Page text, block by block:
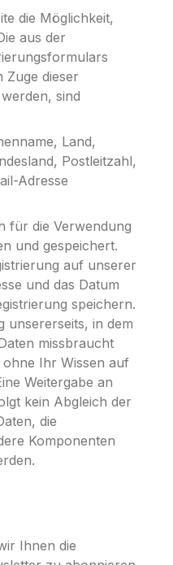
die Möglichkeit,
aus der
Zuge dieser
sind
Land,
Postleitzahl,
Adresse
für die Verwendung
und gespeichert.
auf unserer
und das Datum
speichern.
unsererseits, in dem
missbraucht
ohne Ihr Wissen auf
Weitergabe an
kein Abgleich der
die
Komponenten
Ihnen die